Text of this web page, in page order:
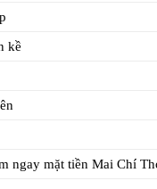
kề
ngay mặt tiền Mai Chí